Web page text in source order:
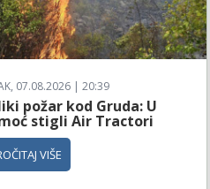
07.08.2026 | 20:39
požar kod Gruda: U
stigli Air Tractori
VIŠE